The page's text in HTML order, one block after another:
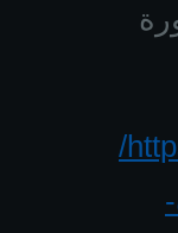
https://alrijal.com/